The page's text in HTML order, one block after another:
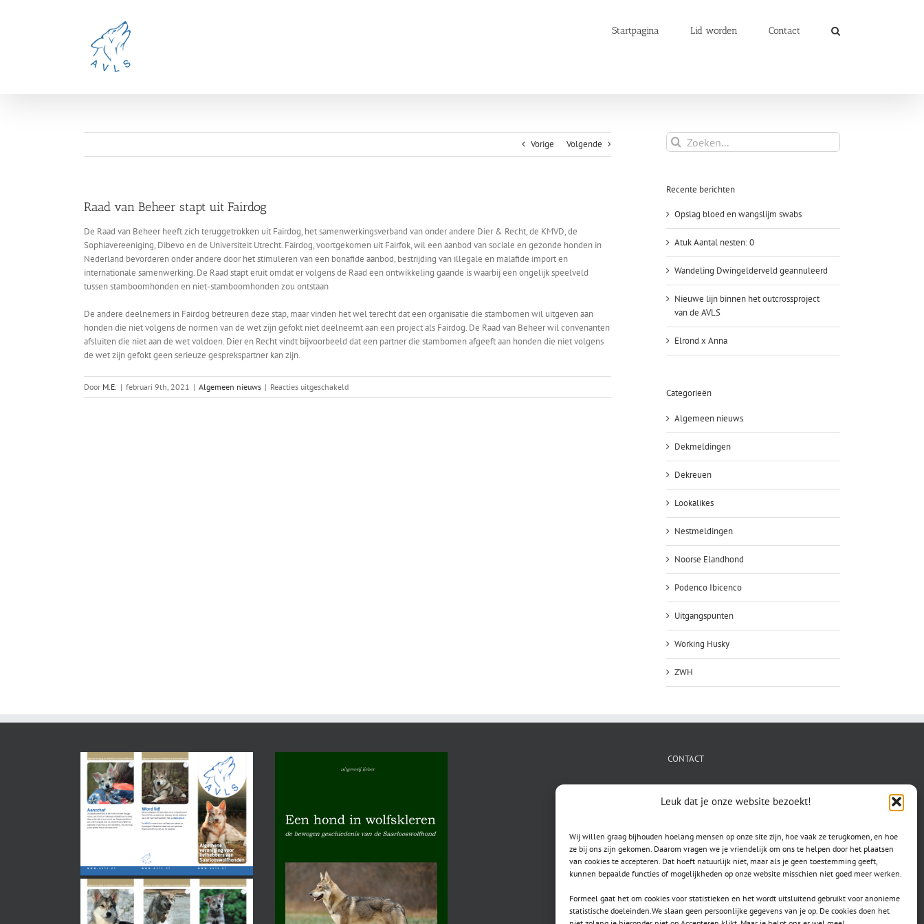
Leuk dat je onze website bezoekt!
Wij willen graag bijhouden hoelang mensen op onze site zijn, hoe vaak ze terugkomen, en hoe
ze bij ons zijn gekomen. Daarom vragen we je vriendelijk om ons te helpen door het plaatsen
van cookies te accepteren. Dat hoeft natuurlijk niet, maar als je geen toestemming geeft,
kunnen bepaalde functies of mogelijkheden op onze website misschien niet goed meer werken.
Formeel gaat het om cookies voor statistieken en het wordt uitsluitend gebruikt voor anonieme
statistische doeleinden.We slaan geen persoonlijke gegevens van je op. De cookies doen het
Startpagina Lid worden Contact
Vorige Volgende
Raad van Beheer stapt uit Fairdog
De Raad van Beheer heeft zich teruggetrokken uit Fairdog, het samenwerkingsverband van onder andere Dier & Recht, de KMVD, de
Sophiavereeniging, Dibevo en de Universiteit Utrecht. Fairdog, voortgekomen uit Fairfok, wil een aanbod van sociale en gezonde honden in
Nederland bevorderen onder andere door het stimuleren van een bonafide aanbod, bestrijding van illegale en malafide import en
internationale samenwerking. De Raad stapt eruit omdat er volgens de Raad een ontwikkeling gaande is waarbij een ongelijk speelveld
tussen stamboomhonden en niet-stamboomhonden zou ontstaan
De andere deelnemers in Fairdog betreuren deze stap, maar vinden het wel terecht dat een organisatie die stambomen wil uitgeven aan
honden die niet volgens de normen van de wet zijn gefokt niet deelneemt aan een project als Fairdog. De Raad van Beheer wil convenanten
afsluiten die niet aan de wet voldoen. Dier en Recht vindt bijvoorbeeld dat een partner die stambomen afgeeft aan honden die niet volgens
de wet zijn gefokt geen serieuze gesprekspartner kan zijn.
Door M.E. | februari 9th, 2021 | Algemeen nieuws | Reacties uitgeschakeldvoor
Raad
Zoeken
naar:
Recente berichten
Opslag bloed en wangslijm swabs
Atuk Aantal nesten: 0
Wandeling Dwingelderveld geannuleerd
Nieuwe lijn binnen het outcrossproject
van de AVLS
Elrond x Anna
Categorieën
Algemeen nieuws
Dekmeldingen
Dekreuen
Lookalikes
Nestmeldingen
Noorse Elandhond
Podenco Ibicenco
Uitgangspunten
Working Husky
ZWH
CONTACT